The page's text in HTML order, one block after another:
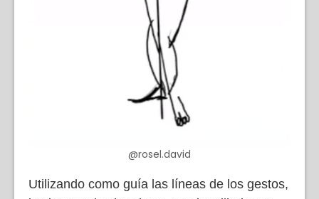
@rosel.david
Utilizando como guía las líneas de los gestos,